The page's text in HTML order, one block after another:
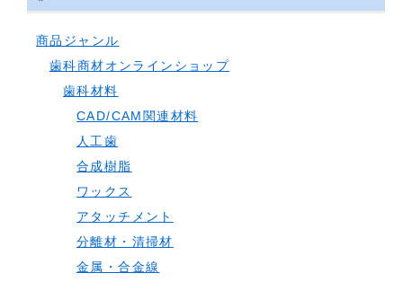
商品ジャンル
歯科商材オンラインショップ
歯科材料
CAD/CAM関連材料
人工歯
合成樹脂
ワックス
アタッチメント
分離材・清掃材
金属・合金線